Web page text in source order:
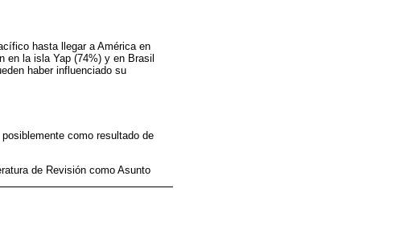
hasta llegar a América en
en la isla Yap (74%) y en Brasil
haber influenciado su
como resultado de
de Revisión como Asunto